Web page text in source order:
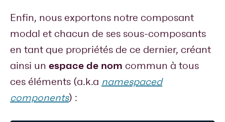
Enfin, nous exportons notre composant
modal et chacun de ses sous-composants
en tant que propriétés de ce dernier, créant
ainsi un espace de nom commun à tous
ces éléments (a.k.a namespaced
components) :